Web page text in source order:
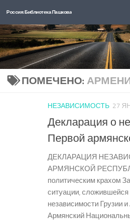
Перейти к содержимому
Россия: Библиотека Пашкова
ПОМЕЧЕНО:
НЕЗАВИСИМОСТЬ 27
Декларация о
Первой
ДЕКЛАРАЦИЯ
АРМЯНСКОЙ
политическим крахом
ситуации,
независимости Грузии
Армянский